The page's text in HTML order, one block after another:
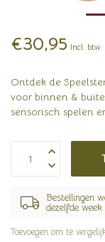
€30,95 Incl. btw
Ontdek de
voor binnen &
sensorisch spelen
Bestellingen
dezelfde week
Toevoegen om te